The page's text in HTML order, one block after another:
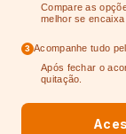
Compare as
melhor se
3 Acompanhe tudo
Após fechar o
quitação.